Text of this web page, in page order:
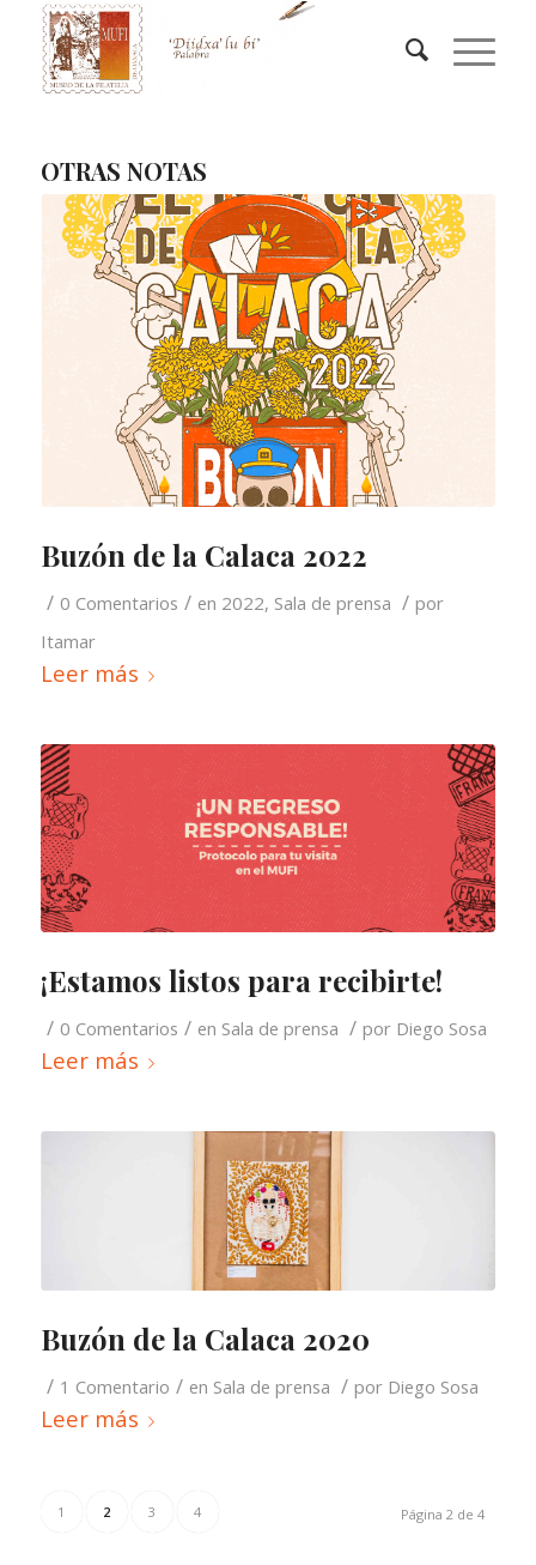
OTRAS NOTAS
Buzón de la Calaca 2022
/ 0 Comentarios / en 2022, Sala de prensa / por
Itamar
Leer más
¡Estamos listos para recibirte!
/ 0 Comentarios / en Sala de prensa / por Diego Sosa
Leer más
Buzón de la Calaca 2020
/ 1 Comentario / en Sala de prensa / por Diego Sosa
Leer más
Página 2 de 4
1 2 3 4